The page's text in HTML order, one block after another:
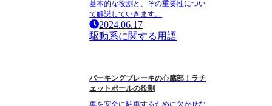
基本的な役割と、その重要性につい
て解説していきます。
2024.06.17
駆動系に関する用語
パーキングブレーキの心臓部！ラチ
ェットポールの役割